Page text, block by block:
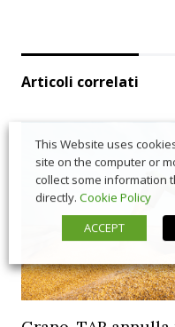
Articoli correlati
This Website uses
site on the computer or
collect some information
directly. Cookie Policy
ACCEPT